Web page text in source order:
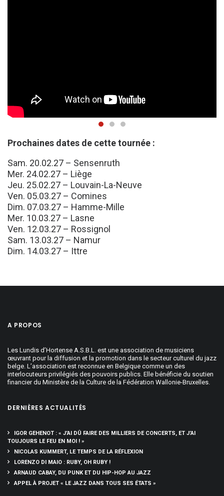
Prochaines dates de cette tournée :
Sam. 20.02.27 – Sensenruth
Mer. 24.02.27 – Liège
Jeu. 25.02.27 – Louvain-La-Neuve
Ven. 05.03.27 – Comines
Dim. 07.03.27 – Hamme-Mille
Mer. 10.03.27 – Lasne
Ven. 12.03.27 – Rossignol
Sam. 13.03.27 – Namur
Dim. 14.03.27 – Ittre
A PROPOS
Les Lundis d’Hortense A.S.B.L. est une association de musiciens
œuvrant pour la diffusion et la promotion dans le secteur culturel du jazz
belge. L’association est reconnue en Belgique comme un des
interlocuteurs privilégiés des pouvoirs publics. Elle bénéficie du soutien
financier du Ministère de la Culture de la Fédération Wallonie-Bruxelles.
DERNIÈRES ACTUALITÉS
IGOR GEHENOT : « J’AI DÛ FAIRE DES MILLIERS DE CONCERTS, ET J’AI
TOUJOURS LE FEU EN MOI ! »
NICOLAS KUMMERT, LE TEMPS DE LA RÉFLEXION
LORENZO DI MAIO : RUBY, OH RUBY !
ARNAUD CABAY, DU PUNK ET DU HIP-HOP AU JAZZ
APPEL À PROJET « LE JAZZ DANS TOUS SES ÉTATS »